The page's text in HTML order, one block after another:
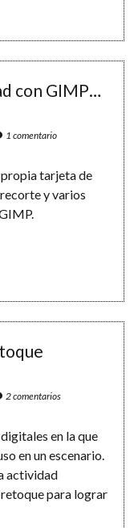
con GIMP…
1 comentario
tarjeta de
y varios
2 comentarios
en la que
en un escenario.
actividad
para lograr